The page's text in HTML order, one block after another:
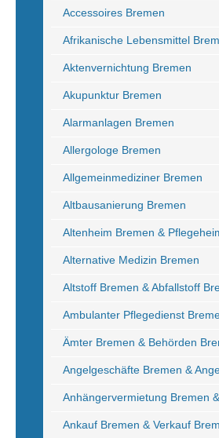
Accessoires Bremen
Afrikanische Lebensmittel
Aktenvernichtung Bremen
Akupunktur Bremen
Alarmanlagen Bremen
Allergologe Bremen
Allgemeinmediziner Bremen
Altbausanierung Bremen
Altenheim Bremen &
Alternative Medizin Bremen
Altstoff Bremen & Abfallstoff
Ambulanter Pflegedienst
Ämter Bremen & Behörden
Angelgeschäfte Bremen &
Anhängervermietung Bremen
Ankauf Bremen & Verkauf